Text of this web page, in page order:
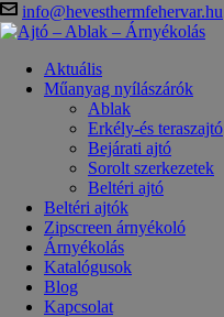
info@hevesthermfehervar.hu
Aktuális
Műanyag nyílászárók
Ablak
Erkély-és teraszajtó
Bejárati ajtó
Sorolt szerkezetek
Beltéri ajtó
Beltéri ajtók
Zipscreen árnyékoló
Árnyékolás
Katalógusok
Blog
Kapcsolat